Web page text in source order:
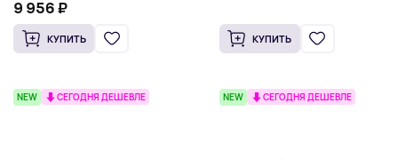
9 956 ₽
КУПИТЬ КУПИТЬ
NEW СЕГОДНЯ ДЕШЕВЛЕ NEW СЕГОДНЯ ДЕШЕВЛЕ